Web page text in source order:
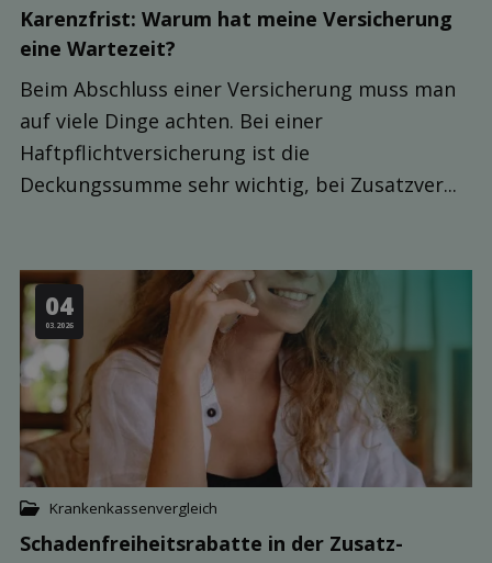
Karenzfrist: Warum hat meine Ver­sicherung
eine Warte­zeit?
Beim Abschluss einer Versicherung muss man
auf viele Dinge achten. Bei einer
Haftpflichtversicherung ist die
Deckungssumme sehr wichtig, bei Zusatzver...
04
03.2026
Krankenkassenvergleich
Schaden­freiheits­rabatte in der Zusatz­